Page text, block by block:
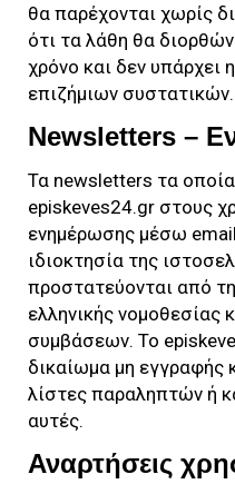
θα παρέχονται χωρίς
ότι τα λάθη θα
χρόνο και δεν υπάρχει
επιζήμιων συστατικών.
Newsletters –
Τα newsletters τα
episkeves24.gr στους
ενημέρωσης μέσω
ιδιοκτησία της
προστατεύονται από
ελληνικής νομοθεσίας
συμβάσεων. Το
δικαίωμα μη
λίστες παραληπτών ή
αυτές.
Αναρτήσεις